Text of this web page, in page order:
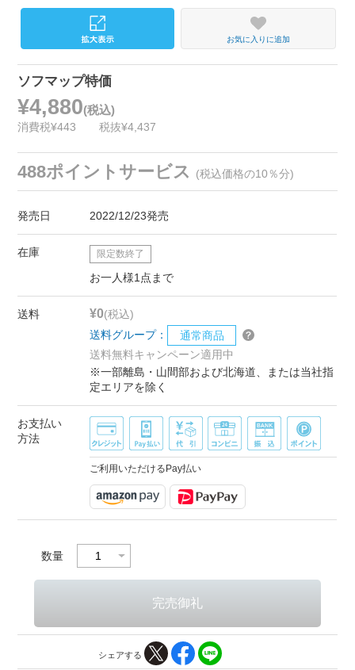
お気に入りに追加
ソフマップ特価
¥4,880(税込)
消費税¥443 税抜¥4,437
488ポイントサービス (税込価格の10％分)
発売日 2022/12/23発売
在庫 限定数終了
お一人様1点まで
送料 ¥0(税込)
送料グループ：
通常商品
送料無料キャンペーン適用中
※一部離島・山間部および北海道、または当社指
定エリアを除く
お支払い
方法
ご利用いただけるPay払い
数量
シェアする